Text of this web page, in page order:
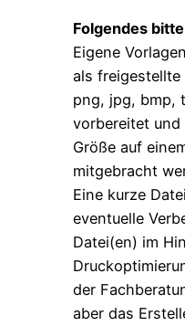
Folgendes
Eigene
als freigestellte
png, jpg, bmp,
vorbereitet und
Größe auf
mitgebracht
Eine kurze
eventuelle
Datei(en) im
der
aber das